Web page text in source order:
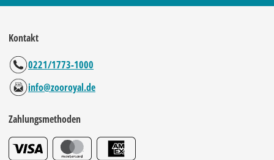
Kontakt
0221/1773-1000
info@zooroyal.de
Zahlungsmethoden